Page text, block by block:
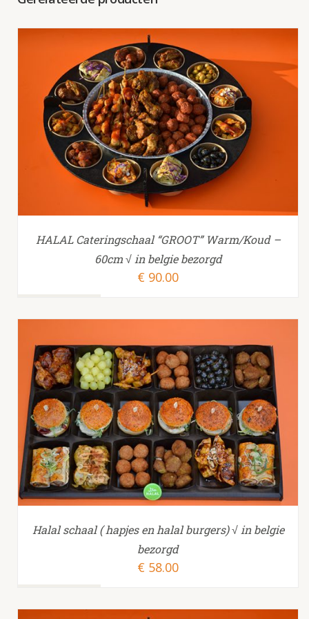
TOEVOEGEN AAN WINKELWAGEN /
HALAL Cateringschaal “GROOT” Warm/Koud –
60cm √ in belgie bezorgd
€ 90.00
TOEVOEGEN AAN WINKELWAGEN /
Halal schaal ( hapjes en halal burgers) √ in belgie
bezorgd
€ 58.00